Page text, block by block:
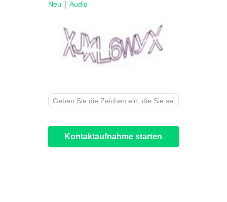
Neu | Audio
Kontaktaufnahme starten